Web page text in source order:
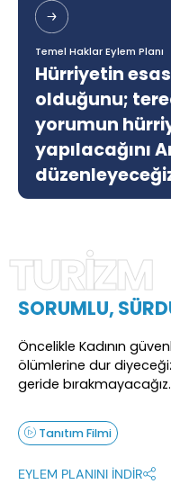
Temel Haklar Eylem Planı
Hürriyetin
olduğunu;
yorumun
yapılacağını
TURİZM
SORUMLU,
Öncelikle Kadının
ölümlerine dur
geride bırakmayacağız.
Tanıtım Filmi
EYLEM PLANINI İNDİR